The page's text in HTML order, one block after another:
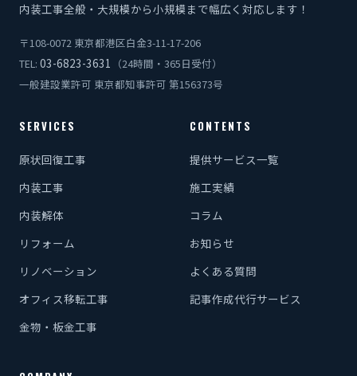
内装工事全般・大規模から小規模まで幅広く対応します！
〒108-0072 東京都港区白金3-11-17-206
TEL: 03-6823-3631 （24時間・365日受付）
一般建設業許可 東京都知事許可 第156373号
SERVICES
原状回復工事
内装工事
内装解体
リフォーム
リノベーション
オフィス移転工事
金物・板金工事
CONTENTS
提供サービス一覧
施工実績
コラム
お知らせ
よくある質問
記事作成代行サービス